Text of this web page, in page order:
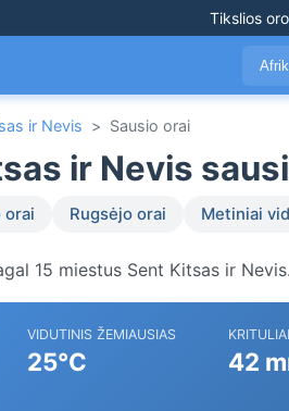
Tikslios
ir Nevis > Sausio orai
ir Nevis
orai Rugsėjo orai Metiniai
15 miestus Sent Kitsas ir Nevis.
VIDUTINIS ŽEMIAUSIAS
25°C
KRITULIAI
42